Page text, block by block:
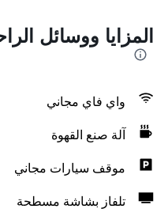
المزايا ووسائل
واي فاي مجاني
آلة صنع القهوة
موقف سيارات مجاني
تلفاز بشاشة مسطحة